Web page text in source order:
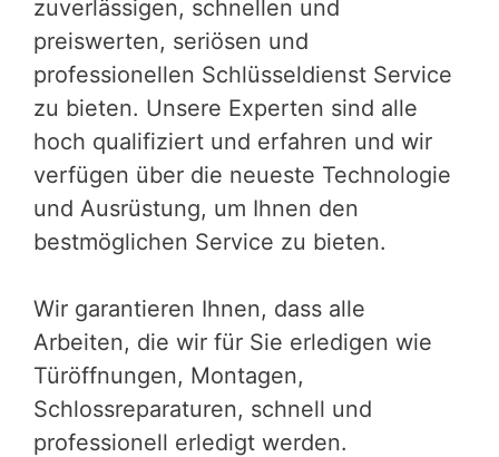
zuverlässigen, schnellen und
preiswerten, seriösen und
professionellen Schlüsseldienst Service
zu bieten. Unsere Experten sind alle
hoch qualifiziert und erfahren und wir
verfügen über die neueste Technologie
und Ausrüstung, um Ihnen den
bestmöglichen Service zu bieten.
Wir garantieren Ihnen, dass alle
Arbeiten, die wir für Sie erledigen wie
Türöffnungen, Montagen,
Schlossreparaturen, schnell und
professionell erledigt werden.